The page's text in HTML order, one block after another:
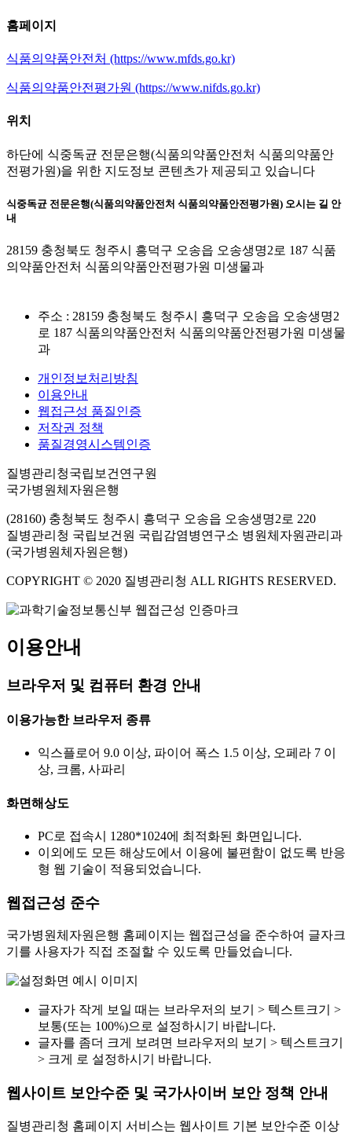
홈페이지
식품의약품안전처 (https://www.mfds.go.kr)
식품의약품안전평가원 (https://www.nifds.go.kr)
위치
하단에 식중독균 전문은행(식품의약품안전처 식품의약품안
전평가원)을 위한 지도정보 콘텐츠가 제공되고 있습니다
식중독균 전문은행(식품의약품안전처 식품의약품안전평가원) 오시는 길 안
내
28159 충청북도 청주시 흥덕구 오송읍 오송생명2로 187 식품
의약품안전처 식품의약품안전평가원 미생물과
주소 : 28159 충청북도 청주시 흥덕구 오송읍 오송생명2
로 187 식품의약품안전처 식품의약품안전평가원 미생물
과
개인정보처리방침
이용안내
웹접근성 품질인증
저작권 정책
품질경영시스템인증
질병관리청국립보건연구원
국가병원체자원은행
(28160) 충청북도 청주시 흥덕구 오송읍 오송생명2로 220
질병관리청 국립보건원 국립감염병연구소 병원체자원관리과
(국가병원체자원은행)
COPYRIGHT © 2020 질병관리청 ALL RIGHTS RESERVED.
이용안내
브라우저 및 컴퓨터 환경 안내
이용가능한 브라우저 종류
익스플로어 9.0 이상, 파이어 폭스 1.5 이상, 오페라 7 이
상, 크롬, 사파리
화면해상도
PC로 접속시 1280*1024에 최적화된 화면입니다.
이외에도 모든 해상도에서 이용에 불편함이 없도록 반응
형 웹 기술이 적용되었습니다.
웹접근성 준수
국가병원체자원은행 홈페이지는 웹접근성을 준수하여 글자크
기를 사용자가 직접 조절할 수 있도록 만들었습니다.
글자가 작게 보일 때는 브라우저의 보기 > 텍스트크기 >
보통(또는 100%)으로 설정하시기 바랍니다.
글자를 좀더 크게 보려면 브라우저의 보기 > 텍스트크기
> 크게 로 설정하시기 바랍니다.
웹사이트 보안수준 및 국가사이버 보안 정책 안내
질병관리청 홈페이지 서비스는 웹사이트 기본 보안수준 이상